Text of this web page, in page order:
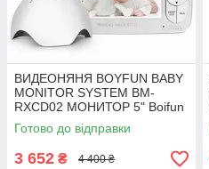
ВИДЕОНЯНЯ BOYFUN BABY
MONITOR SYSTEM BM-
RXCD02 МОНИТОР 5" Boifun
Готово до відправки
3 652 ₴ 4 400 ₴